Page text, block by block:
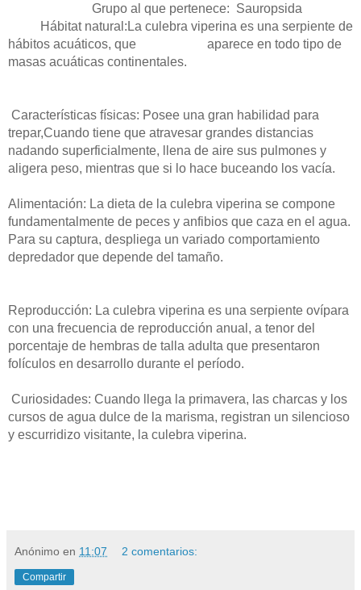
Grupo al que pertenece: Sauropsida
Hábitat natural:La culebra viperina es una serpiente de
hábitos acuáticos, que aparece en todo tipo de
masas acuáticas continentales.
Características físicas: Posee una gran habilidad para
trepar,Cuando tiene que atravesar grandes distancias
nadando superficialmente, llena de aire sus pulmones y
aligera peso, mientras que si lo hace buceando los vacía.
Alimentación: La dieta de la culebra viperina se compone
fundamentalmente de peces y anfibios que caza en el agua.
Para su captura, despliega un variado comportamiento
depredador que depende del tamaño.
Reproducción: La culebra viperina es una serpiente ovípara
con una frecuencia de reproducción anual, a tenor del
porcentaje de hembras de talla adulta que presentaron
folículos en desarrollo durante el período.
Curiosidades: Cuando llega la primavera, las charcas y los
cursos de agua dulce de la marisma, registran un silencioso
y escurridizo visitante, la culebra viperina.
Anónimo en 11:07 2 comentarios:
Compartir